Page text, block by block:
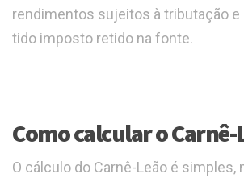
rendimentos sujeitos à tributação e
tido imposto retido na fonte.
Como calcular o Carnê-
O cálculo do Carnê-Leão é simples,